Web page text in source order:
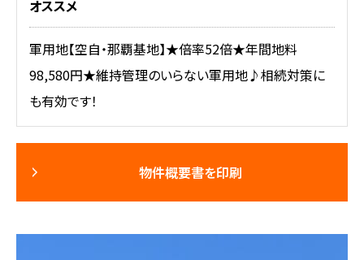
オススメ
軍用地【空自・那覇基地】★倍率52倍★年間地料
98,580円★維持管理のいらない軍用地♪相続対策に
も有効です！
物件概要書を印刷